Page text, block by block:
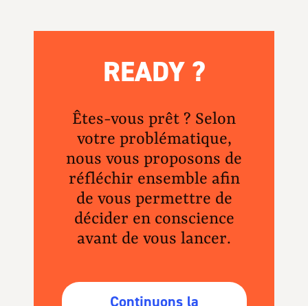
READY ?
Êtes-vous prêt ? Selon
votre problématique,
nous vous proposons de
réfléchir ensemble afin
de vous permettre de
décider en conscience
avant de vous lancer.
Continuons la